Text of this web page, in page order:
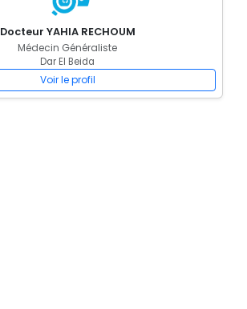
Docteur YAHIA RECHOUM
Médecin Généraliste
Dar El Beida
Voir le profil